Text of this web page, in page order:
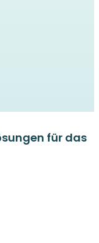
für das